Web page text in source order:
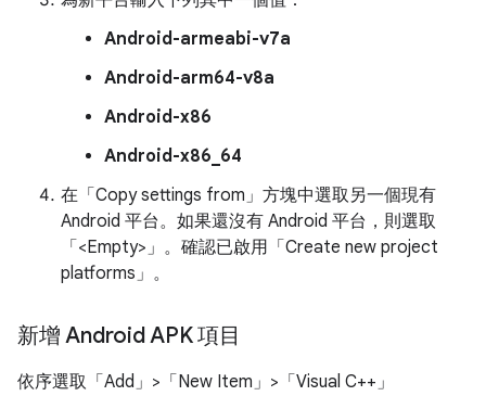
Android-armeabi-v7a
Android-arm64-v8a
Android-x86
Android-x86_64
在「Copy settings from」 方塊中選取另一個現有
Android 平台。如果還沒有 Android 平台，則選取
「<Empty>」 。確認已啟用「Create new project
platforms」 。
新增 Android APK 項目
依序選取「Add」>「New Item」>「Visual C++」